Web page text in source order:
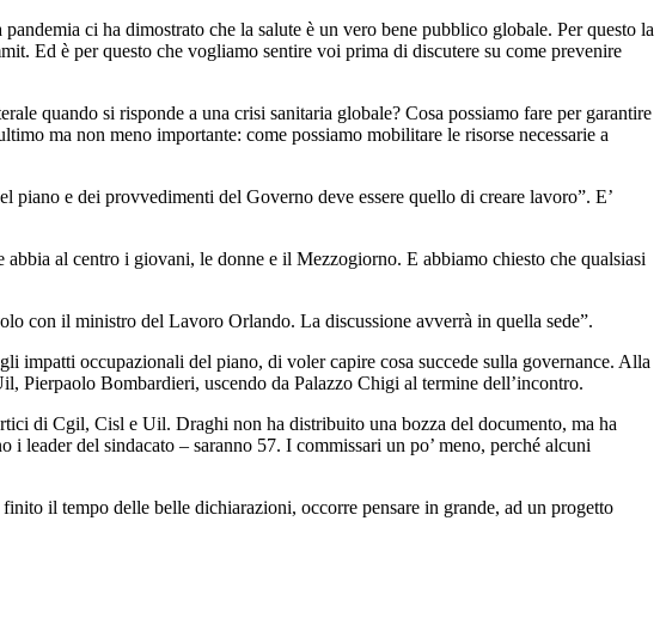
ci ha dimostrato che la salute è un vero bene pubblico globale. Per questo la
Ed è per questo che vogliamo sentire voi prima di discutere su come prevenire
quando si risponde a una crisi sanitaria globale? Cosa possiamo fare per garantire
ma non meno importante: come possiamo mobilitare le risorse necessarie a
e dei provvedimenti del Governo deve essere quello di creare lavoro”. E’
al centro i giovani, le donne e il Mezzogiorno. E abbiamo chiesto che qualsiasi
con il ministro del Lavoro Orlando. La discussione avverrà in quella sede”.
impatti occupazionali del piano, di voler capire cosa succede sulla governance. Alla
Bombardieri, uscendo da Palazzo Chigi al termine dell’incontro.
di Cgil, Cisl e Uil. Draghi non ha distribuito una bozza del documento, ma ha
del sindacato – saranno 57. I commissari un po’ meno, perché alcuni
il tempo delle belle dichiarazioni, occorre pensare in grande, ad un progetto